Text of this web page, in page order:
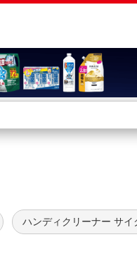
店舗情報・店舗一覧
ハンディクリーナー サイ